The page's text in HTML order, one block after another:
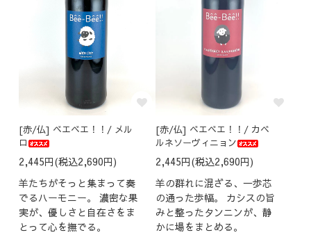
[赤/仏] ベエベエ！！/ メル
ロ
2,445円(税込2,690円)
羊たちがそっと集まって奏
でるハーモニー。 濃密な果
実が、優しさと自在さをま
とって心を撫でる。
[赤/仏] ベエベエ！！/ カベ
ルネソーヴィニョン
2,445円(税込2,690円)
羊の群れに混ざる、一歩芯
の通った歩幅。 カシスの旨
みと整ったタンニンが、静
かに場をまとめる。